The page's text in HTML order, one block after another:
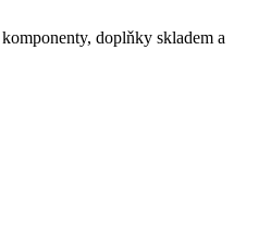
doplňky skladem a